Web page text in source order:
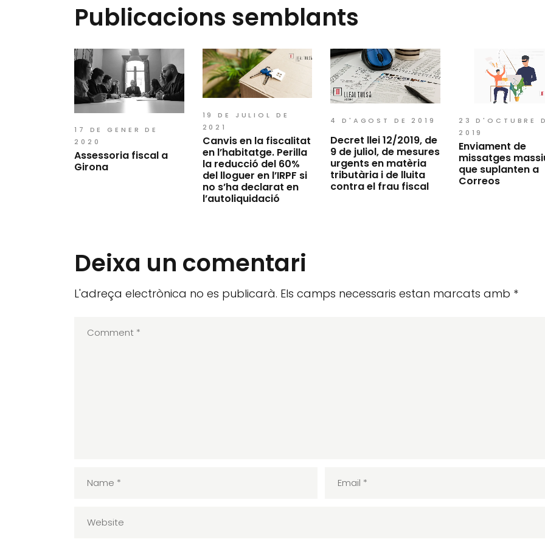
Publicacions semblants
17 DE GENER DE
2020
Assessoria fiscal a
Girona
19 DE JULIOL DE
2021
Canvis en la fiscalitat
en l’habitatge. Perilla
la reducció del 60%
del lloguer en l’IRPF si
no s’ha declarat en
l’autoliquidació
4 D'AGOST DE 2019
Decret llei 12/2019, de
9 de juliol, de mesures
urgents en matèria
tributària i de lluita
contra el frau fiscal
23 D'OCTUBRE
2019
Enviament de
missatges
que suplanten a
Correos
Deixa un comentari
L'adreça electrònica no es publicarà. Els camps necessaris estan marcats amb *